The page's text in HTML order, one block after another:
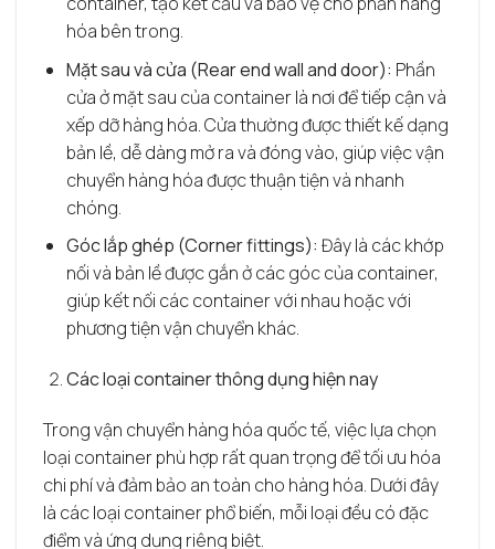
hóa bên trong.
Mặt sau và cửa (Rear end wall and door): Phần
cửa ở mặt sau của container là nơi để tiếp cận và
xếp dỡ hàng hóa. Cửa thường được thiết kế dạng
bản lề, dễ dàng mở ra và đóng vào, giúp việc vận
chuyển hàng hóa được thuận tiện và nhanh
chóng.
Góc lắp ghép (Corner fittings): Đây là các khớp
nối và bản lề được gắn ở các góc của container,
giúp kết nối các container với nhau hoặc với
phương tiện vận chuyển khác.
Các loại container thông dụng hiện nay
Trong vận chuyển hàng hóa quốc tế, việc lựa chọn
loại container phù hợp rất quan trọng để tối ưu hóa
chi phí và đảm bảo an toàn cho hàng hóa. Dưới đây
là các loại container phổ biến, mỗi loại đều có đặc
điểm và ứng dụng riêng biệt.